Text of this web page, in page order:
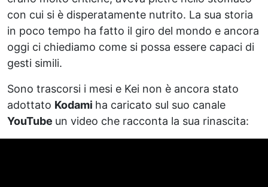
con cui si è disperatamente nutrito. La sua storia
in poco tempo ha fatto il giro del mondo e ancora
oggi ci chiediamo come si possa essere capaci di
gesti simili.
Sono trascorsi i mesi e Kei non è ancora stato
adottato Kodami ha caricato sul suo canale
YouTube un video che racconta la sua rinascita: